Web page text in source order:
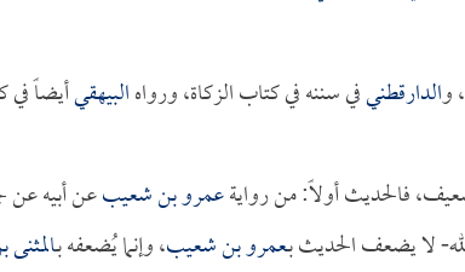
والدارقطنيفي سننه في كتاب الزكاة، ورواهالبيهقيأيضاً في
فالحديث أولاً: من روايةعمرو بن شعيبعن أبيه
لا يضعف الحديث بـعمرو بن شعيب، وإنما يُضعفه بـ